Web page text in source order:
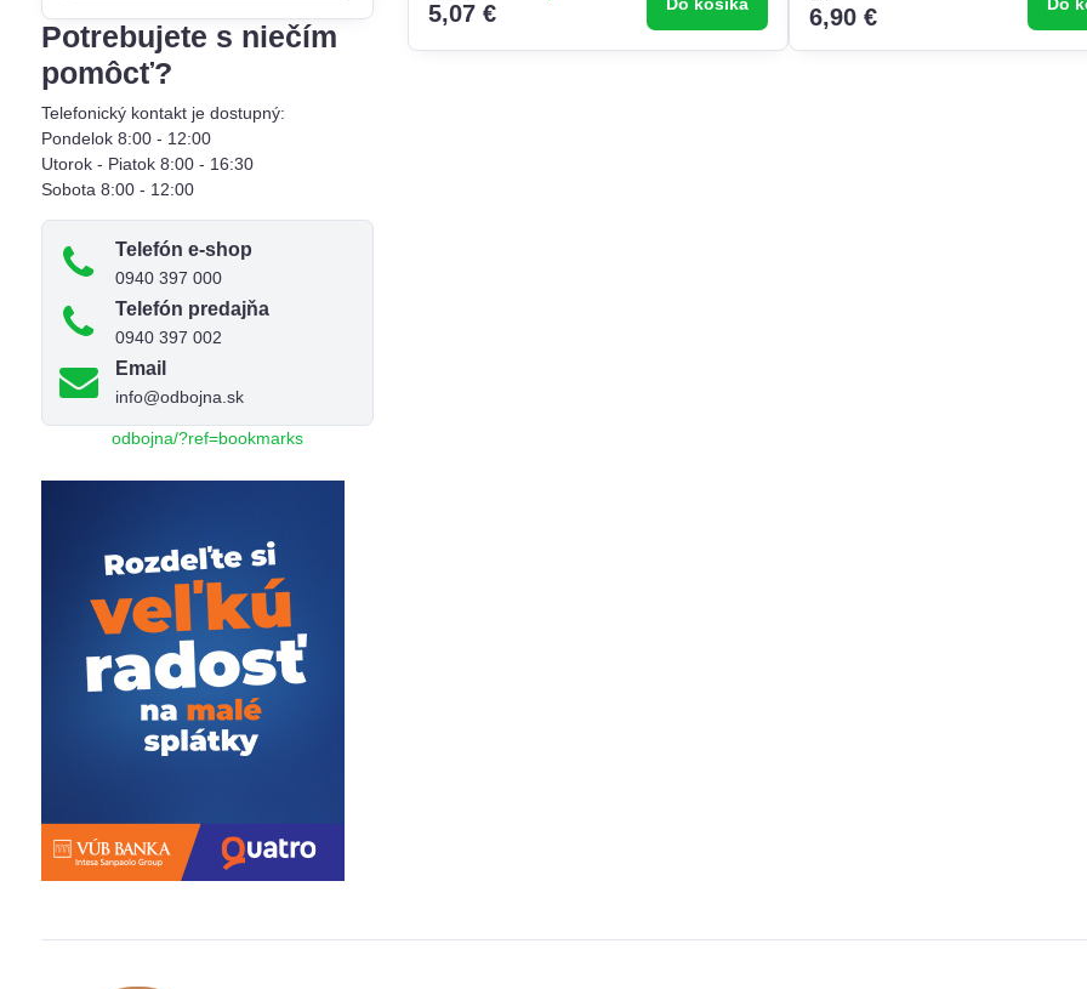
5,07 € 6,90 €
filtra
fulltextom
Potrebujete s niečím
pomôcť?
Telefonický kontakt je dostupný:
Pondelok 8:00 - 12:00
Utorok - Piatok 8:00 - 16:30
Sobota 8:00 - 12:00
Telefón e-shop
0940 397 000
Telefón predajňa
0940 397 002
Email
info@odbojna.sk
odbojna/?ref=bookmarks